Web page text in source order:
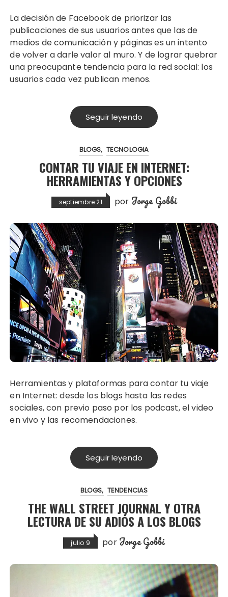
La decisión de Facebook de priorizar las
publicaciones de sus usuarios antes que las de
medios de comunicación y páginas es un intento
de volver a darle valor al muro. Y de lograr quebrar
una preocupante tendencia para la red social: los
usuarios cada vez publican menos.
Seguir leyendo
BLOGS TECNOLOGIA
CONTAR TU VIAJE EN INTERNET:
HERRAMIENTAS Y OPCIONES
septiembre 21 por Jorge Gobbi
Herramientas y plataformas para contar tu viaje
en Internet: desde los blogs hasta las redes
sociales, con previo paso por los podcast, el video
en vivo y las recomendaciones.
Seguir leyendo
BLOGS TENDENCIAS
THE WALL STREET JOURNAL Y OTRA
LECTURA DE SU ADIÓS A LOS BLOGS
julio 9 por Jorge Gobbi